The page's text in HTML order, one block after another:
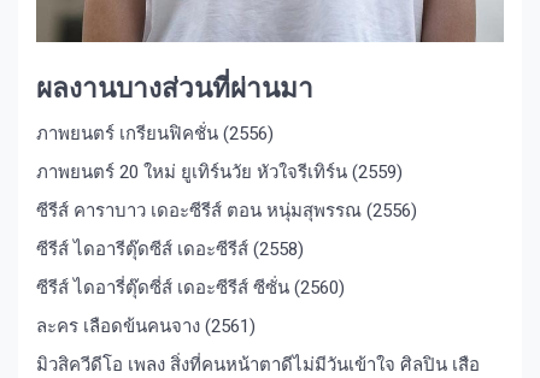
ผลงานบางส่วนที่ผ่านมา
ภาพยนตร์ เกรียนฟิคชั่น (2556)
ภาพยนตร์ 20 ใหม่ ยูเทิร์นวัย หัวใจรีเทิร์น (2559)
ซีรีส์ คาราบาว เดอะซีรีส์ ตอน หนุ่มสุพรรณ (2556)
ซีรีส์ ไดอารีตุ๊ดซีส์ เดอะซีรีส์ (2558)
ซีรีส์ ไดอารี่ตุ๊ดซี่ส์ เดอะซีรีส์ ซีซั่น (2560)
ละคร เลือดข้นคนจาง (2561)
มิวสิควีดีโอ เพลง สิ่งที่คนหน้าตาดีไม่มีวันเข้าใจ ศิลปิน เสือ